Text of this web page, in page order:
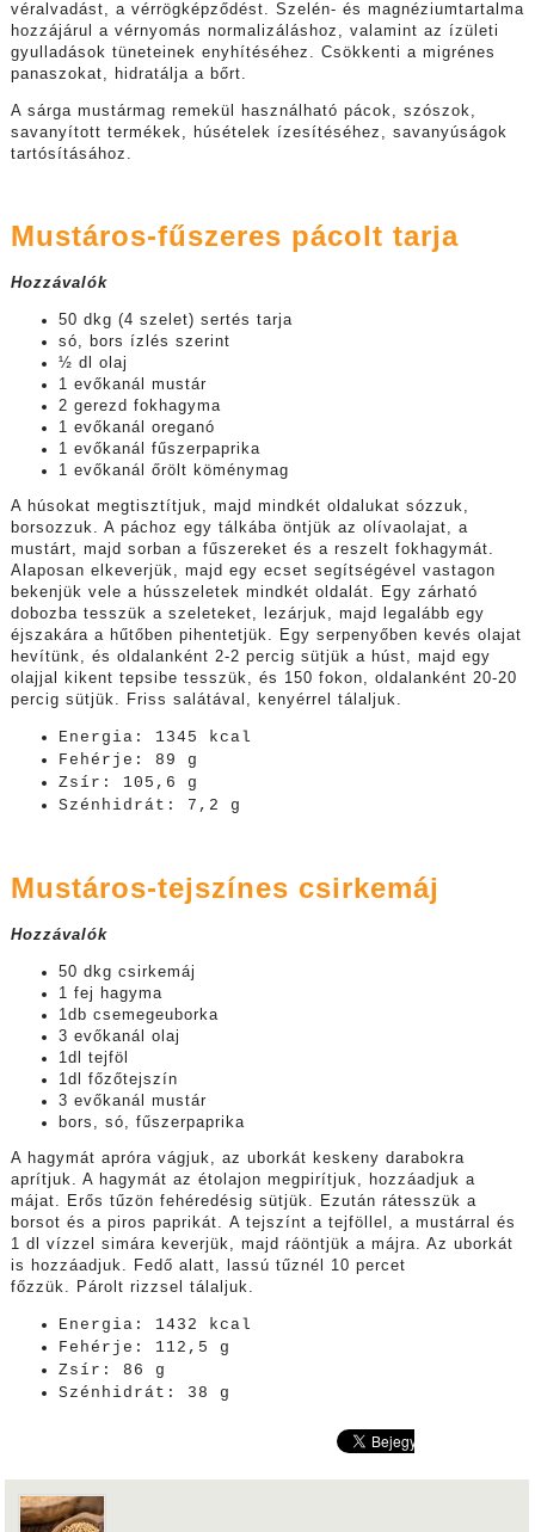
véralvadást, a vérrögképződést. Szelén- és magnéziumtartalma
hozzájárul a vérnyomás normalizáláshoz, valamint az ízületi
gyulladások tüneteinek enyhítéséhez. Csökkenti a migrénes
panaszokat, hidratálja a bőrt.
A sárga mustármag remekül használható pácok, szószok,
savanyított termékek, húsételek ízesítéséhez, savanyúságok
tartósításához.
Mustáros-fűszeres pácolt tarja
Hozzávalók
50 dkg (4 szelet) sertés tarja
só, bors ízlés szerint
½ dl olaj
1 evőkanál mustár
2 gerezd fokhagyma
1 evőkanál oreganó
1 evőkanál fűszerpaprika
1 evőkanál őrölt köménymag
A húsokat megtisztítjuk, majd mindkét oldalukat sózzuk,
borsozzuk. A páchoz egy tálkába öntjük az olívaolajat, a
mustárt, majd sorban a fűszereket és a reszelt fokhagymát.
Alaposan elkeverjük, majd egy ecset segítségével vastagon
bekenjük vele a hússzeletek mindkét oldalát. Egy zárható
dobozba tesszük a szeleteket, lezárjuk, majd legalább egy
éjszakára a hűtőben pihentetjük. Egy serpenyőben kevés olajat
hevítünk, és oldalanként 2-2 percig sütjük a húst, majd egy
olajjal kikent tepsibe tesszük, és 150 fokon, oldalanként 20-20
percig sütjük. Friss salátával, kenyérrel tálaljuk.
Energia: 1345 kcal
Fehérje: 89 g
Zsír: 105,6 g
Szénhidrát: 7,2 g
Mustáros-tejszínes csirkemáj
Hozzávalók
50 dkg csirkemáj
1 fej hagyma
1db csemegeuborka
3 evőkanál olaj
1dl tejföl
1dl főzőtejszín
3 evőkanál mustár
bors, só, fűszerpaprika
A hagymát apróra vágjuk, az uborkát keskeny darabokra
aprítjuk. A hagymát az étolajon megpirítjuk, hozzáadjuk a
májat. Erős tűzön fehéredésig sütjük. Ezután rátesszük a
borsot és a piros paprikát. A tejszínt a tejföllel, a mustárral és
1 dl vízzel simára keverjük, majd ráöntjük a májra. Az uborkát
is hozzáadjuk. Fedő alatt, lassú tűznél 10 percet
főzzük. Párolt rizzsel tálaljuk.
Energia: 1432 kcal
Fehérje: 112,5 g
Zsír: 86 g
Szénhidrát: 38 g